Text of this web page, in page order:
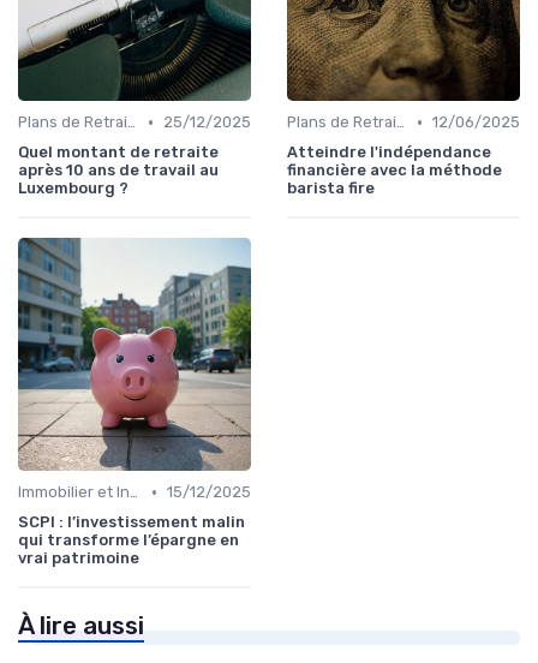
Plans de Retraite et Pensions •
25/12/2025
Quel montant de retraite
après 10 ans de travail au
Luxembourg ?
Plans de Retraite et Pensions • 12/06/2025
Atteindre l'indépendance
financière avec la méthode
barista fire
Immobilier et Investissements Locatifs • 15/12/2025
SCPI : l’investissement malin
qui transforme l’épargne en
vrai patrimoine
À lire aussi